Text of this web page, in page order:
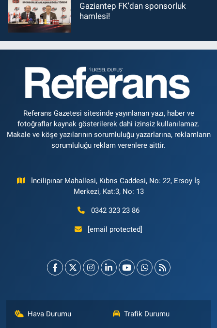
Gaziantep FK'dan sponsorluk
hamlesi!
Referans Gazetesi sitesinde yayınlanan yazı, haber ve
fotoğraflar kaynak gösterilerek dahi izinsiz kullanılamaz.
Makale ve köşe yazılarının sorumluluğu yazarlarına, reklamların
sorumluluğu reklam verenlere aittir.
İncilipınar Mahallesi, Kıbrıs Caddesi, No: 22, Ersoy İş
Merkezi, Kat:3, No: 13
0342 323 23 86
[email protected]
Hava Durumu Trafik Durumu